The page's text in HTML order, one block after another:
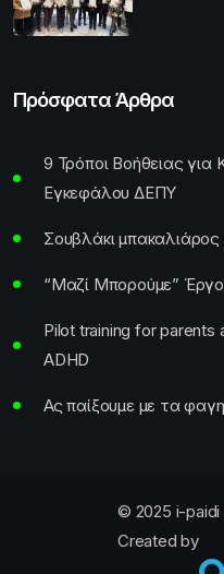
Πρόσφατα Άρθρα
9 Τρόποι Βοήθειας για
Εγκεφάλου ΔΕΠΥ
Σουβλάκι μπακαλιάρος
“Μαζί Μπορούμε” Έργο
Pilot training for parents
ADHD
Ας παίξουμε με τα
© 2025 i-paidi
Created by